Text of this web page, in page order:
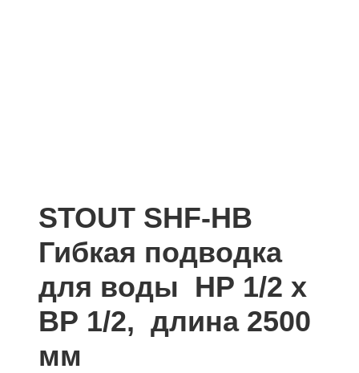
STOUT SHF-НВ
Гибкая подводка
для воды НР 1/2 х
ВР 1/2, длина 2500
мм